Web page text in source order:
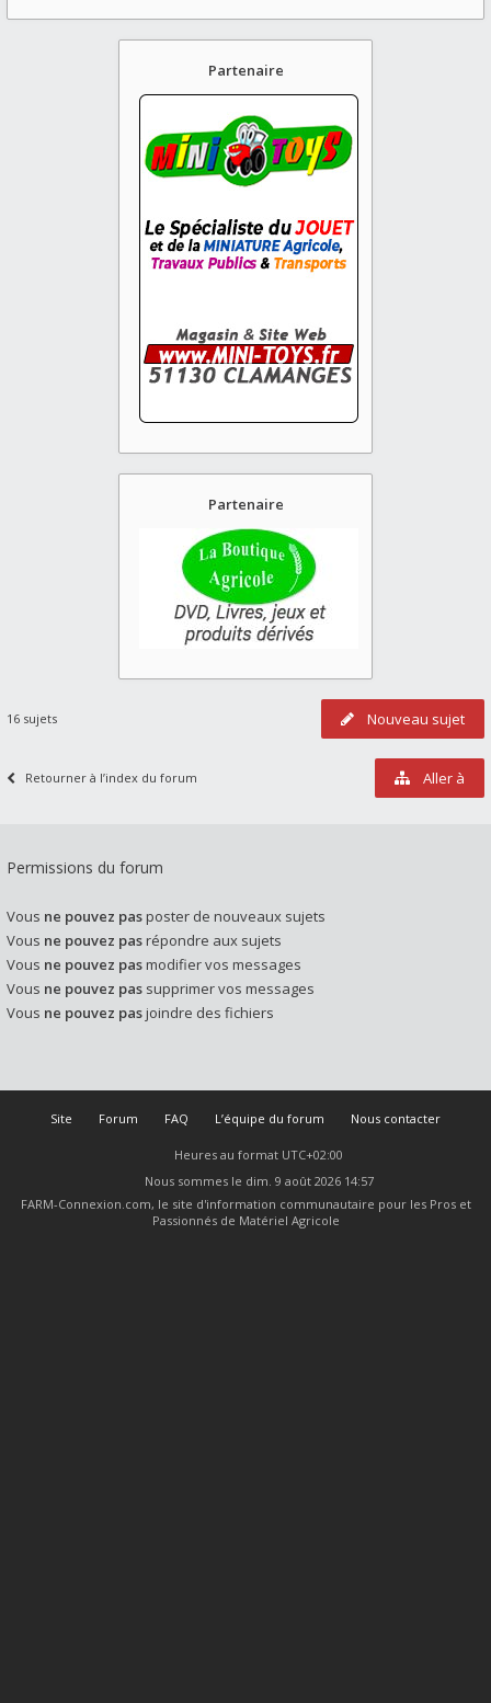
Partenaire
Partenaire
Nouveau sujet
16 sujets
Retourner à l’index du forum Aller à
Permissions du forum
Vous ne pouvez pasposter de nouveaux sujets
Vous ne pouvez pasrépondre aux sujets
Vous ne pouvez pasmodifier vos messages
Vous ne pouvez pas supprimer vos messages
Vous ne pouvez pasjoindre des fichiers
Site Forum FAQ L’équipe du forum Nous contacter
Heures au format UTC+02:00
Nous sommes le dim. 9 août 2026 14:57
FARM-Connexion.com, le site d'information communautaire pour les Pros et
Passionnés de Matériel Agricole